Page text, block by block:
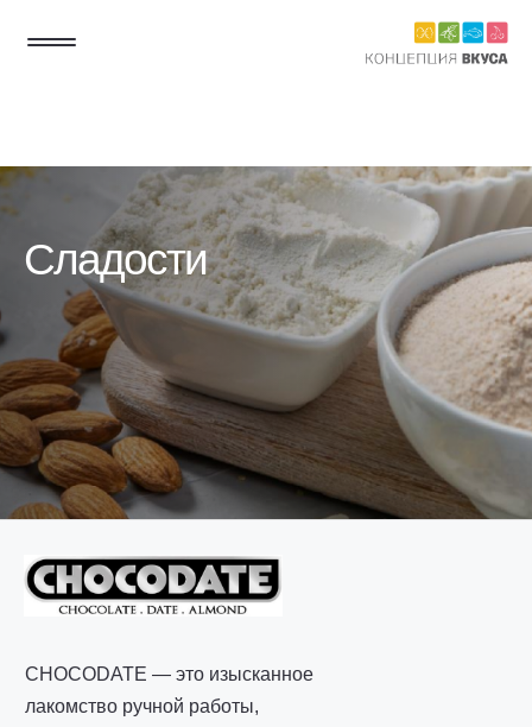
Сладости
CHOCODATE — это изысканное
лакомство ручной работы,